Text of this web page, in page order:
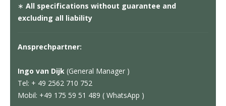
∗All specifications without guarantee and
excluding all liability
Ansprechpartner:
Ingo van Dijk (General Manager )
Tel: + 49 2562 710 752
Mobil: +49 175 59 51 489 ( WhatsApp )